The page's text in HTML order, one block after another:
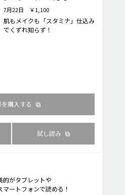
7月22日 ￥1,100
肌もメイクも「スタミナ」仕込み
でくずれ知らず！
購入する
試し読み
的がタブレットや
マートフォンで読める！